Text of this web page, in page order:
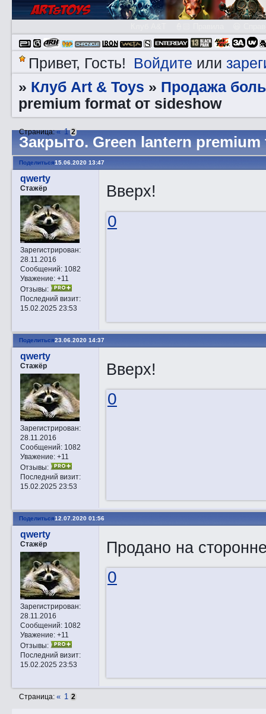
Привет, Гость! Войдите или
» Клуб Art & Toys » Продажа
premium format от sideshow
Закрытo. Green lantern
Страница:« 1 2
Поделиться15.06.2020 13:47
qwerty
Стажёр
Зарегистрирован:
28.11.2016
Сообщений:1082
Уважение: +11
Отзывы:
Последний визит:
15.02.2025 23:53
Вверх!
0
Поделиться23.06.2020 14:37
qwerty
Стажёр
Зарегистрирован:
28.11.2016
Сообщений:1082
Уважение: +11
Отзывы:
Последний визит:
15.02.2025 23:53
Вверх!
0
Поделиться12.07.2020 01:56
qwerty
Стажёр
Зарегистрирован:
28.11.2016
Сообщений:1082
Уважение: +11
Отзывы:
Последний визит:
15.02.2025 23:53
Продано на
0
Страница:« 1 2